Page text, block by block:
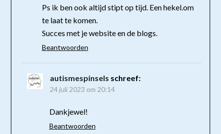
Ps ik ben ook altijd stipt op tijd. Een hekel.om
te laat te komen.
Succes met je website en de blogs.
Beantwoorden
autismespinsels schreef:
24 juli 2023 om 20:14
Dankjewel!
Beantwoorden